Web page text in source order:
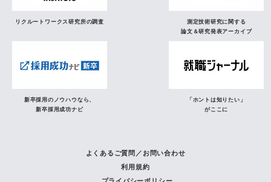
リクルートワークス研究所の調査
測定技術研究に関する
論文＆研究発表アーカイブ
新卒採用のノウハウなら、
新卒採用成功ナビ
「ホントは知りたい」
がここに
よくあるご質問／お問い合わせ
利用規約